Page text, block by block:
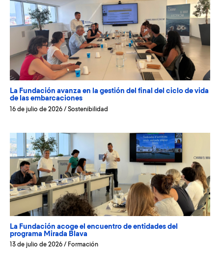
La Fundación avanza en la gestión del final del ciclo de vida
de las embarcaciones
16 de julio de 2026 / Sostenibilidad
La Fundación acoge el encuentro de entidades del
programa Mirada Blava
13 de julio de 2026 / Formación